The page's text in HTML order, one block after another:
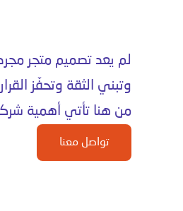
لم يعد تصميم متجر
وتبني الثقة وتحفّز
من هنا تأتي أهمية
تواصل معنا